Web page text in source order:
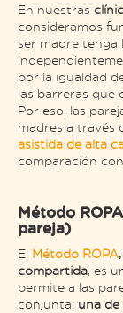
En nuestras
consideramos
ser madre tenga
por la igualdad
las barreras que
Por eso, las
madres a través
asistida de alta
comparación
Método
pareja)
El Método ROPA
compartida, es
permite a las
conjunta: una